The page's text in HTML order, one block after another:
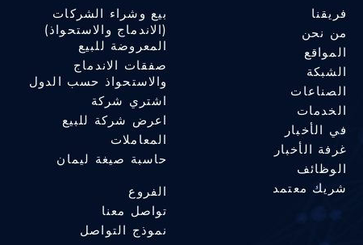
فريقنا
من نحن
المواقع
الشبكة
الصناعات
الخدمات
في الأخبار
غرفة الأخبار
الوظائف
شريك معتمد
بيع وشراء الشركات
(الاندماج والاستحواذ)
المعروضة للبيع
صفقات الاندماج
والاستحواذ حسب الدول
اشتري شركة
اعرض شركة للبيع
المعاملات
حاسبة صيغة ليمان
الفروع
تواصل معنا
نموذج التواصل